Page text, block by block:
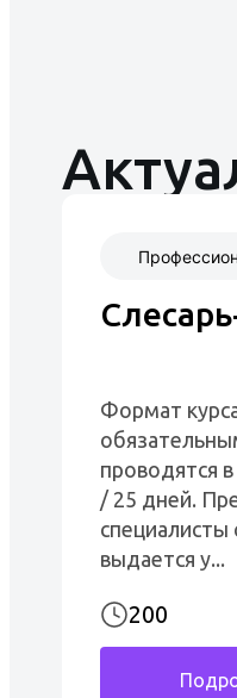
Формат
проводятся
/ 25 дней.
выдается у...
200